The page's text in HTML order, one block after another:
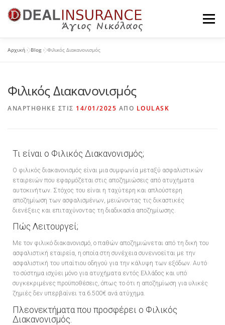
Μενού
ΠΡΟΪΌΝΤΑ ΕΠΙΧΕΙΡΉΣΕΩΝ ΤΑ ΝΈΑ ΜΑΣ
Αρχική »Blog »Φιλικός Διακανονισμός
Φιλικός Διακανονισμός
ΑΝΑΡΤΉΘΗΚΕ ΣΤΙΣ 14/01/2025 ΑΠΌ LOULASK
Τι είναι ο Φιλικός Διακανονισμός;
Ο φιλικός διακανονισμός είναι μια συμφωνία μεταξύ ασφαλιστικών
εταιρειών που εφαρμόζεται στις αποζημιώσεις από ατυχήματα
αυτοκινήτων. Στόχος του είναι η ταχύτερη και απλούστερη
αποζημίωση των ασφαλισμένων, μειώνοντας τις δικαστικές
διενέξεις και επιταχύνοντας τη διαδικασία αποζημίωσης.
Πώς Λειτουργεί;
Με τον φιλικό διακανονισμό, ο παθών αποζημιώνεται από τη δική του
ασφαλιστική εταιρεία, η οποία στη συνέχεια συνεννοείται με την
ασφαλιστική του υπαίτιου οδηγού για την κάλυψη των εξόδων. Αυτό
το σύστημα ισχύει μόνο για ατυχήματα εντός Ελλάδος και υπό
συγκεκριμένες προϋποθέσεις, όπως το ότι η αποζημίωση για υλικές
ζημιές δεν υπερβαίνει τα 6.500€ ανά ατύχημα.
Πλεονεκτήματα που προσφέρει ο Φιλικός
Διακανονισμός.